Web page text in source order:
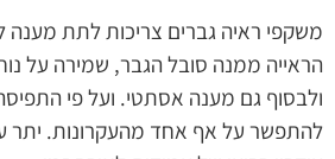
הראייה ממנה סובל הגבר, שמירה על
ולבסוף גם מענה אסתטי. ועל פי התפיסה
להתפשר על אף אחד מהעקרונות. יתר